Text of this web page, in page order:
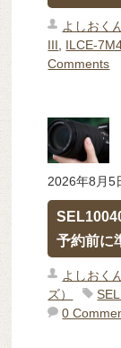
よしおく
III
ILCE-
Comments
2026年8月5
予約前に
よしおく
ズ）
0